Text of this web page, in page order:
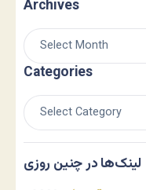
Archives
Categories
لینک‌ها در چنین روزی